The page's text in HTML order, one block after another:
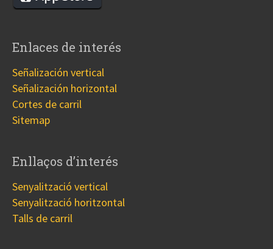
Enlaces de interés
Señalización vertical
Señalización horizontal
Cortes de carril
Sitemap
Enllaços d’interés
Senyalització vertical
Senyalització horitzontal
Talls de carril